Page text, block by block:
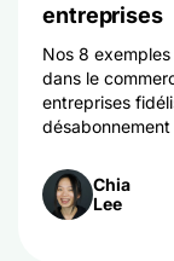
entreprises
Nos 8
dans le
entreprises
Chia
Lee